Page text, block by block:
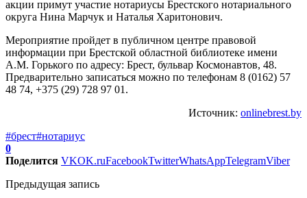
акции примут участие нотариусы Брестского нотариального
округа Нина Марчук и Наталья Харитонович.
Мероприятие пройдет в публичном центре правовой
информации при Брестской областной библиотеке имени
А.М. Горького по адресу: Брест, бульвар Космонавтов, 48.
Предварительно записаться можно по телефонам 8 (0162) 57
48 74, +375 (29) 728 97 01.
Источник: onlinebrest.by
#брест#нотариус
0
Поделится VKOK.ruFacebookTwitterWhatsAppTelegramViber
Предыдущая запись